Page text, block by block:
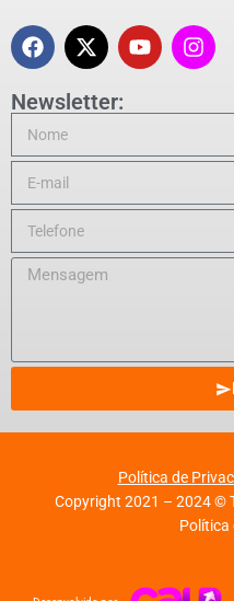
Newsletter:
Política de
Copyright 2021 – 2024 ©
Política